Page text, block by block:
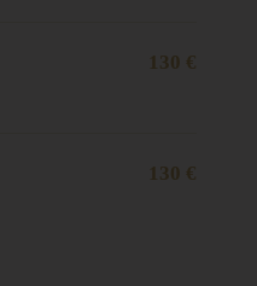
130 €
130 €